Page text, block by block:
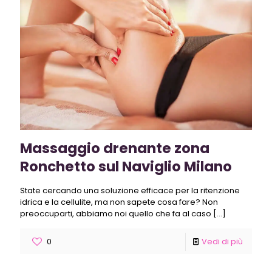
Massaggio drenante zona
Ronchetto sul Naviglio Milano
State cercando una soluzione efficace per la ritenzione
idrica e la cellulite, ma non sapete cosa fare? Non
preoccuparti, abbiamo noi quello che fa al caso […]
0 Vedi di più